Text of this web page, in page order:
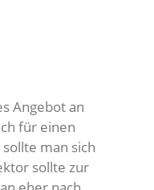
Angebot an
für einen
man sich
sollte zur